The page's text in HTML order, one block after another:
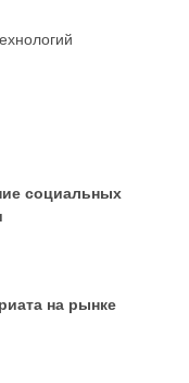
социальных
на рынке